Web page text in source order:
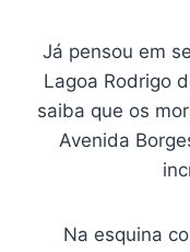
Já pensou em
Lagoa Rodrigo
saiba que os
Avenida
Na esquina